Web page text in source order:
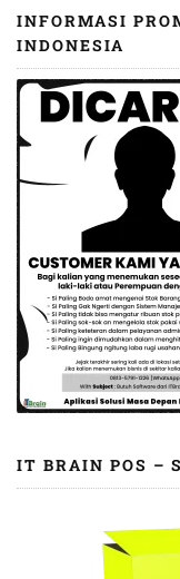
INFORMASI
INDONESIA
IT BRAIN POS –